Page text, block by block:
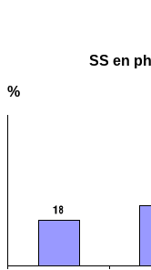
SS en
%